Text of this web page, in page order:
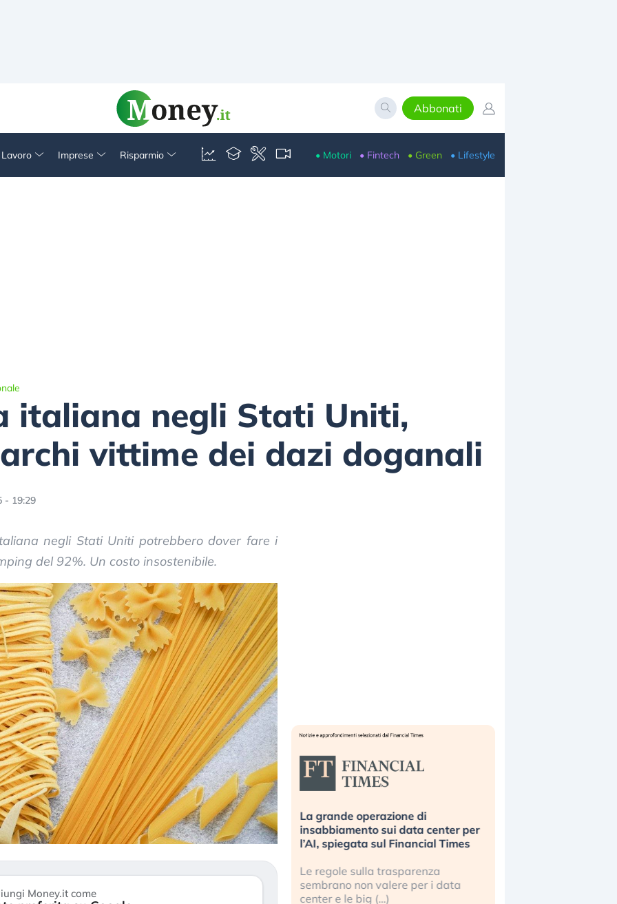
Abbonati
Imprese Risparmio • Motori • Fintech • Green • Lifestyle
italiana negli Stati Uniti,
vittime dei dazi doganali
- 19:29
negli Stati Uniti potrebbero dover fare i
del 92%. Un costo insostenibile.
Money.it come
più
sta
Russia e Cina pronti a spegnere
Starlink. Gli investitori stanno
sottovalutando il rischio?
ignorare il rischio geopolitico: il (…)
La grande operazione di
insabbiamento sui data center per
l’AI, spiegata sul Financial Times
Le regole sulla trasparenza
sembrano non valere per i data
center e le big (…)